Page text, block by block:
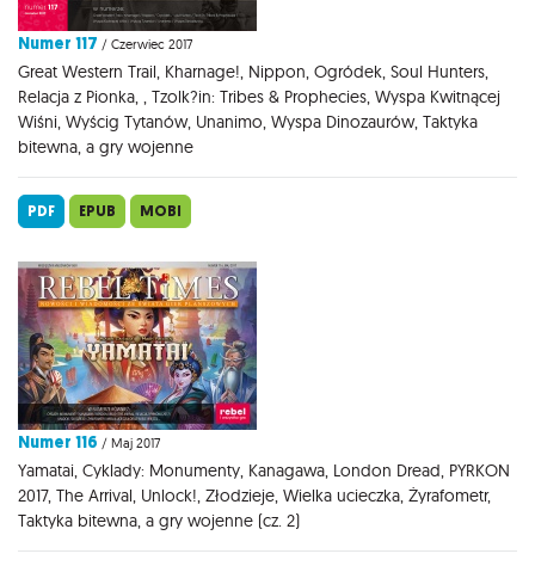
Numer 117 / Czerwiec 2017
Great Western Trail, Kharnage!, Nippon, Ogródek, Soul Hunters,
Relacja z Pionka, , Tzolk?in: Tribes & Prophecies, Wyspa Kwitnącej
Wiśni, Wyścig Tytanów, Unanimo, Wyspa Dinozaurów, Taktyka
bitewna, a gry wojenne
PDF EPUB MOBI
Numer 116 / Maj 2017
Yamatai, Cyklady: Monumenty, Kanagawa, London Dread, PYRKON
2017, The Arrival, Unlock!, Złodzieje, Wielka ucieczka, Żyrafometr,
Taktyka bitewna, a gry wojenne (cz. 2)